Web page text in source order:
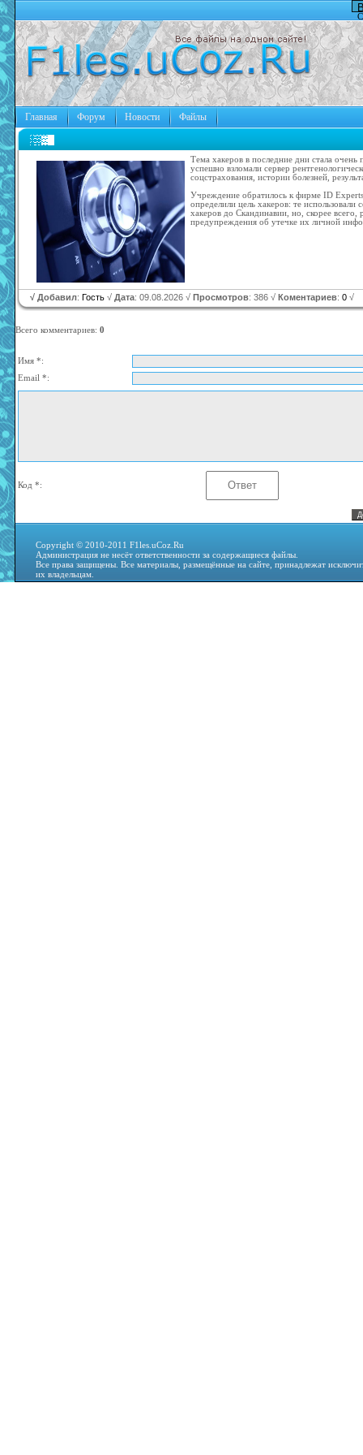
Файлы
Новости
Форум
Главная
Тема хакеров в последние дни стала
успешно взломали сервер
соцстрахования, истории болезней,
Учреждение обратилось к фирме ID
определили цель хакеров: те
хакеров до Скандинавии, но, скорее всего,
предупреждения об утечке их личной
√ Добавил: Гость √ Дата: 09.08.2026 √ Просмотров: 386 √ Коментариев: 0 √
Всего комментариев: 0
Имя *:
Email *:
Код *:
Copyright © 2010-2011 F1les.uCoz.Ru
Администрация не несёт ответственности за содержащиеся файлы.
Все права защищены. Все материалы, размещённые на сайте, принадлежат
их владельцам.